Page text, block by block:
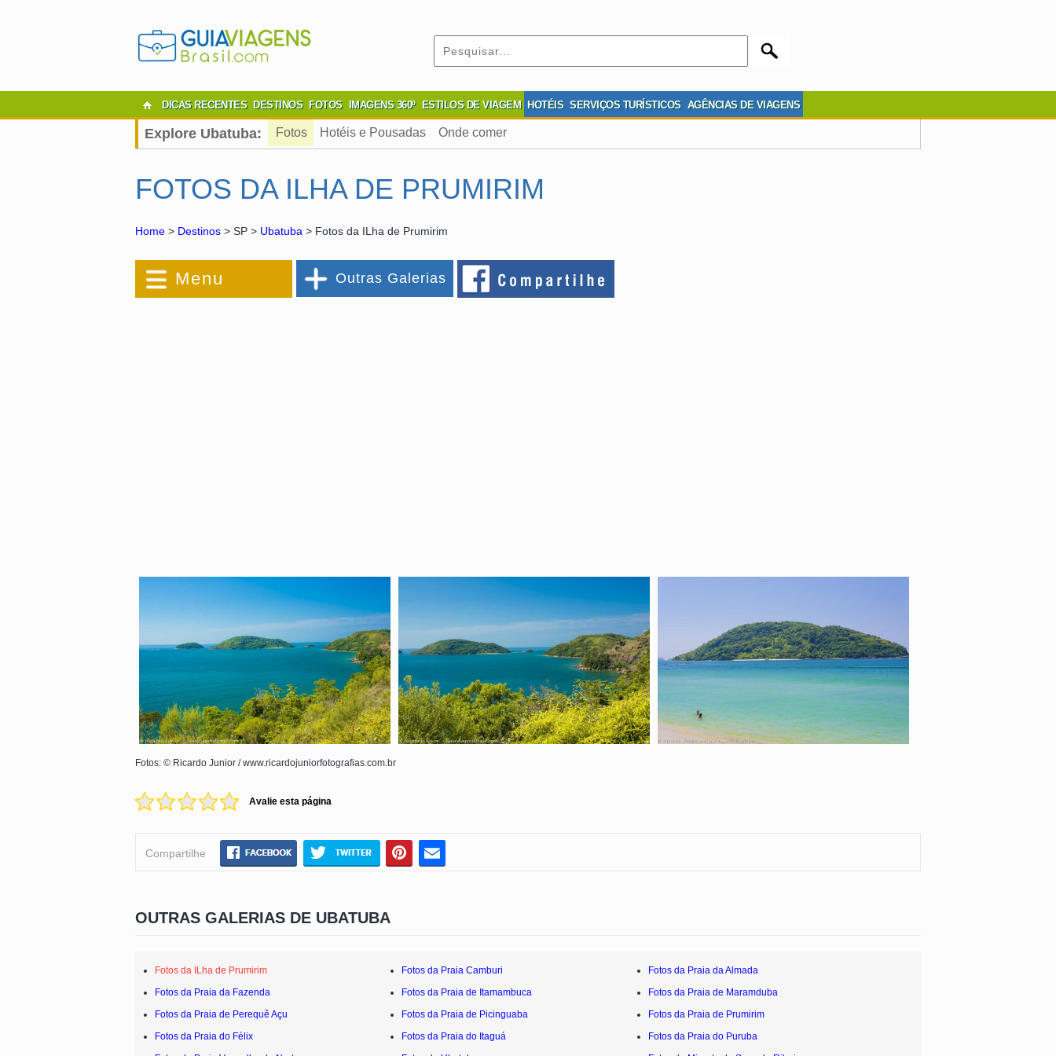
DICAS RECENTES DESTINOS FOTOS IMAGENS 360º ESTILOS DE VIAGEM HOTÉIS SERVIÇOS TURÍSTICOS AGÊNCIAS DE VIAGENS
Explore Ubatuba: Fotos Hotéis e Pousadas Onde comer
FOTOS DA ILHA DE PRUMIRIM
Home > Destinos > SP > Ubatuba > Fotos da ILha de Prumirim
Menu Outras Galerias
Fotos: © Ricardo Junior / www.ricardojuniorfotografias.com.br
Avalie esta página
Compartilhe
OUTRAS GALERIAS DE UBATUBA
Fotos da ILha de Prumirim Fotos da Praia Camburi
Fotos da Praia da Almada
Fotos da Praia da Fazenda
Fotos da Praia de Itamambuca
Fotos da Praia de Maramduba
Fotos da Praia de Perequê Açu
Fotos da Praia de Picinguaba
Fotos da Praia de Prumirim
Fotos da Praia do Félix
Fotos da Praia do Itaguá
Fotos da Praia do Puruba